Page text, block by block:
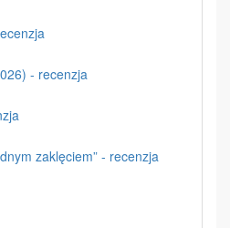
- recenzja
zaklęciem” - recenzja